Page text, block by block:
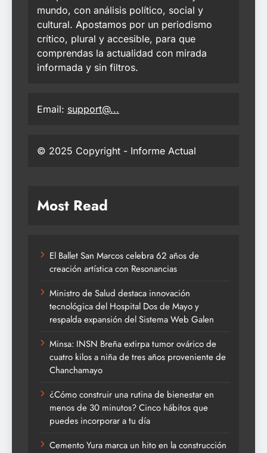
mundo, con análisis político, social y
cultural. Apostamos por un periodismo
crítico, plural y accesible, para que
comprendas la actualidad con mirada
informada y sin filtros.
Email: support@...
© 2025 Copyright - Informe Actual
Most Read
El Ballet San Marcos celebra 62 años de
creación artística con Resonancias
Ministro de Salud destaca innovación
tecnológica del Hospital Dos de Mayo y
respalda expansión del Sistema Web Galen
Minsa: INSN Breña extirpa tumor ovárico de
cuatro kilos a niña de tres años proveniente de
Chanchamayo
¿Cómo construir una rutina de bienestar en
menos de 30 minutos? Cinco hábitos que
puedes incorporar a tu día
Cemento Yura marca un hito en la construcción